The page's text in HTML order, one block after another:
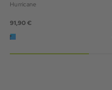
Hurricane
91,90 €